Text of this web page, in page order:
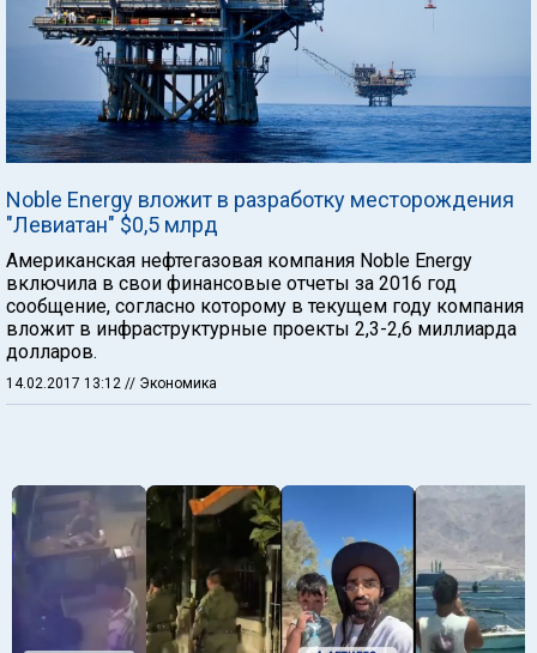
Noble Energy вложит в разработку месторождения
"Левиатан" $0,5 млрд
Американская нефтегазовая компания Noble Energy
включила в свои финансовые отчеты за 2016 год
сообщение, согласно которому в текущем году компания
вложит в инфраструктурные проекты 2,3-2,6 миллиарда
долларов.
14.02.2017 13:12 // Экономика